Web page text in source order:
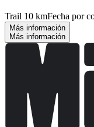
Trail 10 kmFecha por
Más información
Más información